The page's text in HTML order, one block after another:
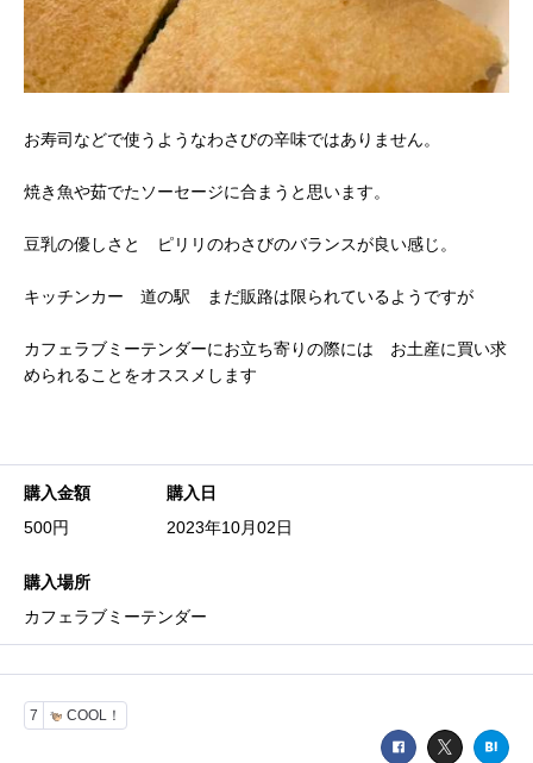
お寿司などで使うようなわさびの辛味ではありません。
焼き魚や茹でたソーセージに合まうと思います。
豆乳の優しさと ピリリのわさびのバランスが良い感じ。
キッチンカー 道の駅 まだ販路は限られているようですが
カフェラブミーテンダーにお立ち寄りの際には お土産に買い求
められることをオススメします
購入金額
500円
購入日
2023年10月02日
購入場所
カフェラブミーテンダー
7 COOL！